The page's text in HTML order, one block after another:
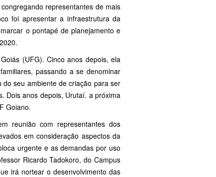
representantes de mais
foi apresentar a infraestrutura da
o pontapé de planejamento e
(UFG). Cinco anos depois, ela
passando a se denominar
seu ambiente de criação para ser
Dois anos depois, Urutaí. a próxima
Goiano.
reunião com representantes dos
em consideração aspectos da
urgente e as demandas por uso
Ricardo Tadokoro, do Campus
irá nortear o desenvolvimento das